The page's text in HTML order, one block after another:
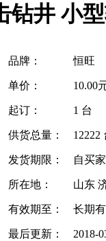
钻井 小
品牌： 恒旺
单价： 10.00
起订： 1 台
供货总量： 12222
发货期限： 自买
所在地： 山东
有效期至： 长期
最后更新： 2018-